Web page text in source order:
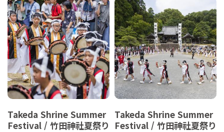
Takeda Shrine Summer
Festival / 竹田神社夏祭り
Takeda Shrine Summer
Festival / 竹田神社夏祭り